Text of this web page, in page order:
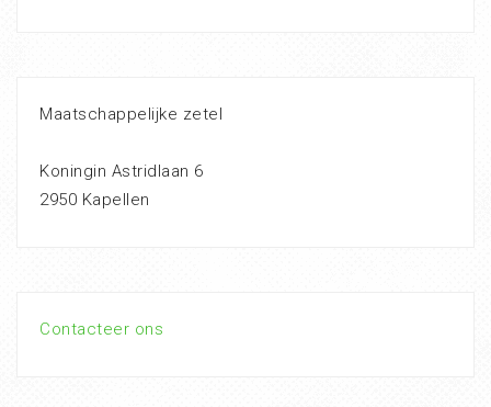
Maatschappelijke zetel
Koningin Astridlaan 6
2950 Kapellen
Contacteer ons